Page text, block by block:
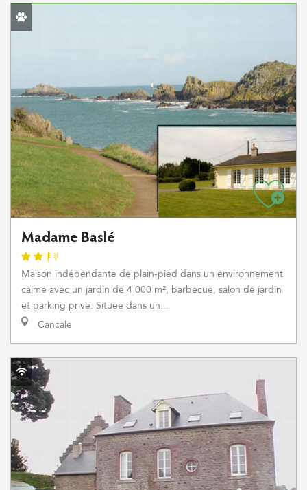
Madame Baslé
Maison indépendante de plain-pied dans un environnement
calme avec un jardin de 4 000 m², barbecue, salon de jardin
et parking privé. Située dans un...
Cancale